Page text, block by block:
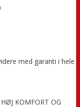
med garanti i hele
KOMFORT OG